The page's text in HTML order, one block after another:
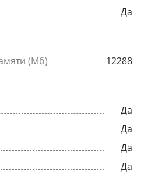
Да
(Мб)
12288
Да
Да
Да
Да